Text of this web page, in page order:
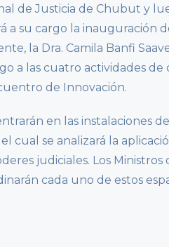
de Justicia de Chubut y
a su cargo la inauguración
la Dra. Camila Banfi
a las cuatro actividades
de Innovación.
en las instalaciones
cual se analizará la
judiciales. Los
cada uno de estos